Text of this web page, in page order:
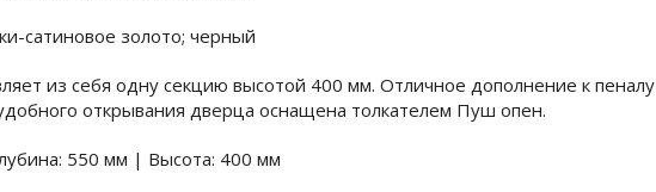
сатиновое золото; черный
из себя одну секцию высотой 400 мм. Отличное дополнение к пеналу
открывания дверца оснащена толкателем Пуш опен.
550 мм | Высота: 400 мм